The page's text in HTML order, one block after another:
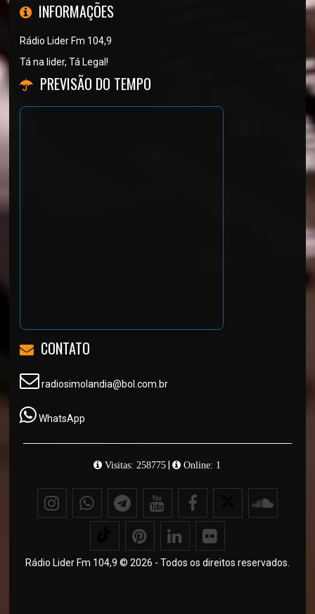
INFORMAÇÕES
Rádio Lider Fm 104,9
Tá na lider, Tá Legal!
PREVISÃO DO TEMPO
CONTATO
radiosimolandia@bol.com.br
WhatsApp
Visitas: 258775 | Online: 1
Rádio Lider Fm 104,9 © 2026 - Todos os direitos reservados.